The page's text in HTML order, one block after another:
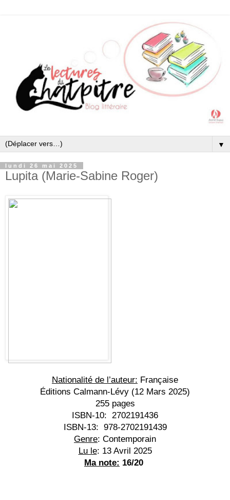
▼
lundi 26 mai 2025
Lupita (Marie-Sabine Roger)
Nationalité de l’auteur: Française
Éditions Calmann-Lévy (12 Mars 2025)
255 pages
ISBN-10: 2702191436
ISBN-13: 978-2702191439
Genre: Contemporain
Lu le: 13 Avril 2025
Ma note: 16/20